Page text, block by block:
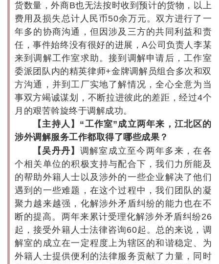
货数量，外商B也无法按时收到预计的货物，以上
费用及损失总计人民币50余万元。双方进行了一
年多的协商沟通，但因涉及三方的共同利益和责
任，事件始终没有很好的进展，A公司负责人李某
来到调解工作室求助。接到调解申请后，工作室
委派团队内的精英律师+金牌调解员组合多次和双
方沟通，并到工厂实地了解情况，全心全意为当
事双方竭诚谋划，不断拉进彼此的差距，经过4个
月的艰苦斡旋终于调解成功。
【主持人】“工作室”成立两年来，江北区的
涉外调解服务工作都取得了哪些成果？
【吴丹丹 】 调解室成立至今两年多来，在各
个相关单位的积极支持与配合下，我们力所能及
的帮助外籍人士以及涉外的一些企业解决了他们
遇到的一些难题，在这个过程中，我们团队的凝
聚力越来越强，化解涉外矛盾纠纷的能力也在不
断的提高。两年来累计受理化解涉外矛盾纠纷26
起，接受外籍人士法律咨询60起。总的来说，调
解室的成立在一定程度上为辖区的和谐稳定、为
外籍人士提供便利的法律服务贡献了力量，同时